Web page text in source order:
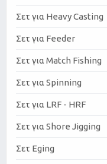
Σετ για Heavy Casting
Σετ για Feeder
Σετ για Match Fishing
Σετ για Spinning
Σετ για LRF - HRF
Σετ για Shore Jigging
Σετ Eging